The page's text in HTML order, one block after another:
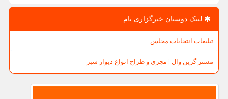
لینک دوستان خبرگزاری نام
تبلیغات انتخابات مجلس
مستر گرین وال | مجری و طراح انواع دیوار سبز